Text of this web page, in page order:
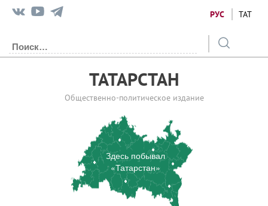
РУС ТАТ
ТАТАРСТАН
Общественно-политическое издание
Здесь побывал
«Татарстан»